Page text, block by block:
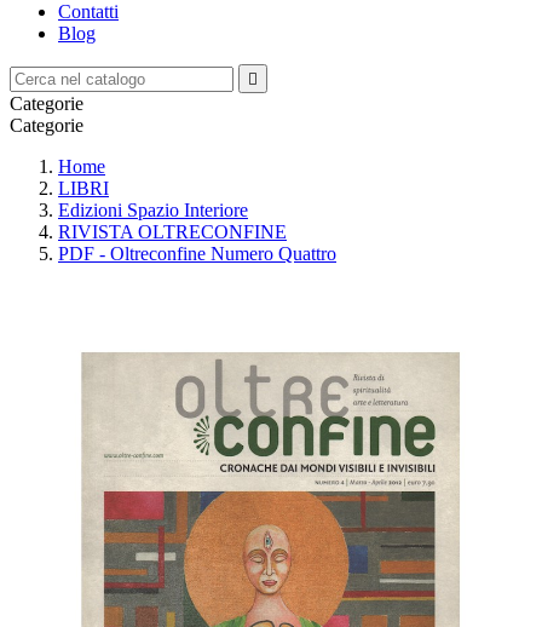
Contatti
Blog

Categorie
Categorie
Home
LIBRI
Edizioni Spazio Interiore
RIVISTA OLTRECONFINE
PDF - Oltreconfine Numero Quattro